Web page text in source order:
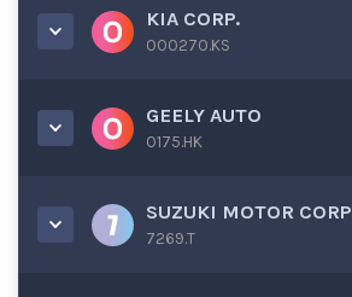
KIA CORP.
000270.KS
GEELY AUTO
0175.HK
SUZUKI MOTOR CORP
7269.T